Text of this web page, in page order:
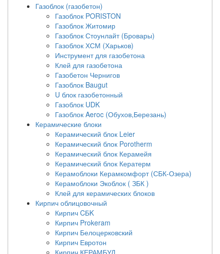
Газоблок (газобетон)
Газоблок PORISTON
Газоблок Житомир
Газоблок Стоунлайт (Бровары)
Газоблок ХСМ (Харьков)
Инструмент для газобетона
Клей для газобетона
Газобетон Чернигов
Газоблок Baugut
U блок газобетонный
Газоблок UDK
Газоблок Aeroc (Обухов,Березань)
Керамические блоки
Керамический блок Leier
Керамический блок Porotherm
Керамический блок Керамейя
Керамический блок Кератерм
Керамоблоки Керамкомфорт (СБК-Озера)
Керамоблоки Экоблок ( ЗБК )
Клей для керамических блоков
Кирпич облицовочный
Кирпич CБK
Кирпич Prokeram
Кирпич Белоцерковский
Кирпич Евротон
Кирпич КЕРАМБУД